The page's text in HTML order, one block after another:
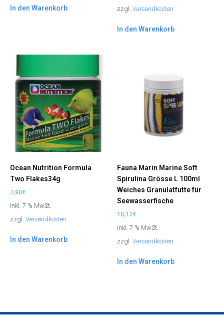
In den Warenkorb
zzgl. Versandkosten
In den Warenkorb
Ocean Nutrition Formula
Two Flakes34g
7,90€
inkl. 7 % MwSt.
zzgl. Versandkosten
In den Warenkorb
Fauna Marin Marine Soft
Spirulina Grösse L 100ml
Weiches Granulatfutte für
Seewasserfische
10,12€
inkl. 7 % MwSt.
zzgl. Versandkosten
In den Warenkorb